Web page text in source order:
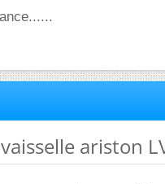
ariston